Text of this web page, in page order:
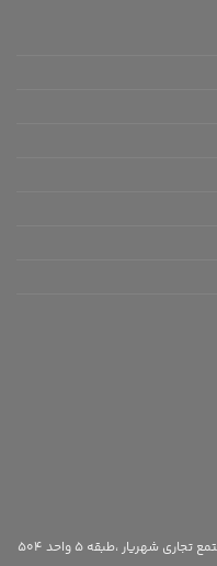
شهریار ،طبقه 5 واحد 504